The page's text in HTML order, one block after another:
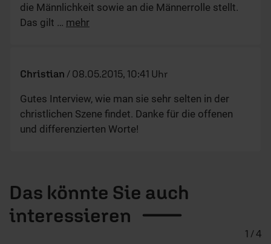
die Männlichkeit sowie an die Männerrolle stellt.
Das gilt … mehr
Christian / 08.05.2015, 10:41 Uhr
Gutes Interview, wie man sie sehr selten in der
christlichen Szene findet. Danke für die offenen
und differenzierten Worte!
Das könnte Sie auch
interessieren
1 / 4